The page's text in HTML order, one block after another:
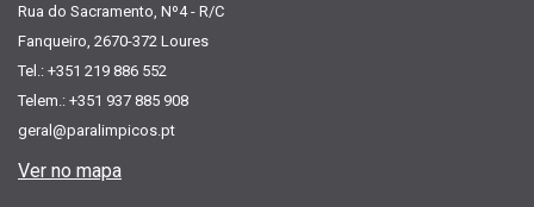
Rua do Sacramento, Nº4 - R/C
Fanqueiro, 2670-372 Loures
Tel.: +351 219 886 552
Telem.: +351 937 885 908
geral@paralimpicos.pt
Ver no mapa